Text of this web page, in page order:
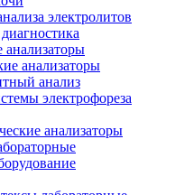
электролитов
анализаторы
анализаторы
анализ
электрофореза
анализаторы